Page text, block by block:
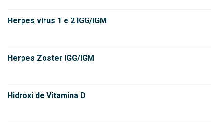
Herpes vírus 1 e 2 IGG/IGM
Herpes Zoster IGG/IGM
Hidroxi de Vitamina D